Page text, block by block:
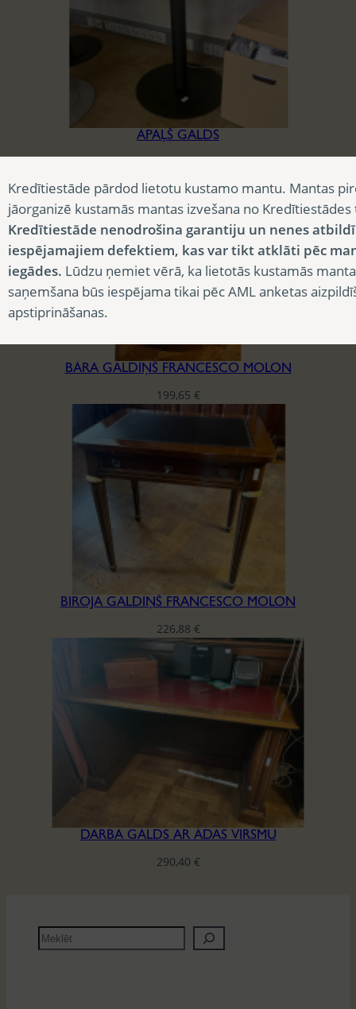
APAĻŠ GALDS
18,15€
BĀRA GALDIŅŠ FRANCESCO MOLON
199,65 €
BIROJA GALDIŅŠ FRANCESCO MOLON
226,88 €
DARBA GALDS AR ĀDAS VIRSMU
290,40 €
M
e
Kredītiestāde pārdod lietotu kustamo mantu. Mantas
jāorganizē kustamās mantas izvešana no
Kredītiestāde nenodrošina garantiju un nenes
iespējamajiem defektiem, kas var tikt atklāti pēc
iegādes. Lūdzu ņemiet vērā, ka lietotās kustamās
saņemšana būs iespējama tikai pēc AML anketas
apstiprināšanas.